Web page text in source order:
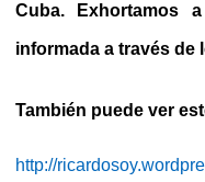
Cuba. Exhortamos
informada a través de
También puede ver
http://